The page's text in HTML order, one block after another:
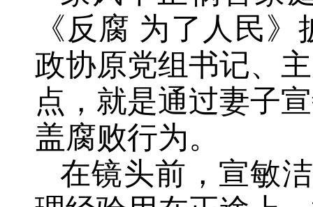
《反腐 为了人民
政协原党组书记、
点，就是通过妻子
盖腐败行为。
在镜头前，宣敏